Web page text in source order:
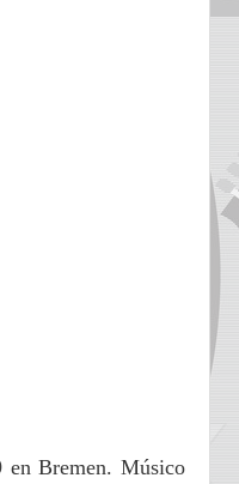
Bremen. Músico